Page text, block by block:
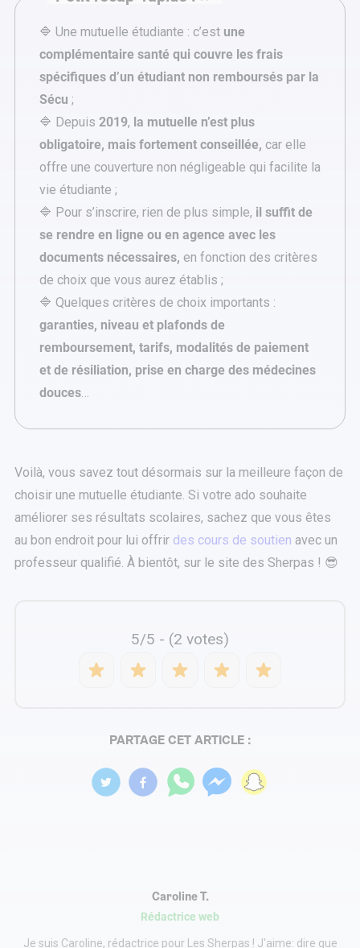
🔷 Une mutuelle étudiante : c’est une
complémentaire santé qui couvre les frais
spécifiques d’un étudiant non remboursés par la
Sécu ;
🔷 Depuis 2019, la mutuelle n’est plus
obligatoire, mais fortement conseillée, car elle
offre une couverture non négligeable qui facilite la
vie étudiante ;
🔷 Pour s’inscrire, rien de plus simple, il suffit de
se rendre en ligne ou en agence avec les
documents nécessaires, en fonction des critères
de choix que vous aurez établis ;
🔷 Quelques critères de choix importants :
garanties, niveau et plafonds de
remboursement, tarifs, modalités de paiement
et de résiliation, prise en charge des médecines
douces…
Voilà, vous savez tout désormais sur la meilleure façon de
choisir une mutuelle étudiante. Si votre ado souhaite
améliorer ses résultats scolaires, sachez que vous êtes
au bon endroit pour lui offrir des cours de soutien avec un
professeur qualifié. À bientôt, sur le site des Sherpas ! 😎
5/5 - (2 votes)
Caroline T.
Rédactrice web
Je suis Caroline, rédactrice pour Les Sherpas ! J'aime: dire que
PARTAGE CET ARTICLE :